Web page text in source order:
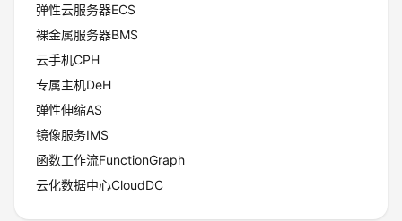
我
博
客
的
论
我
的
我
弹性云服务器ECS
裸金属服务器BMS
云手机CPH
专属主机DeH
弹性伸缩AS
镜像服务IMS
函数工作流FunctionGraph
云化数据中心CloudDC